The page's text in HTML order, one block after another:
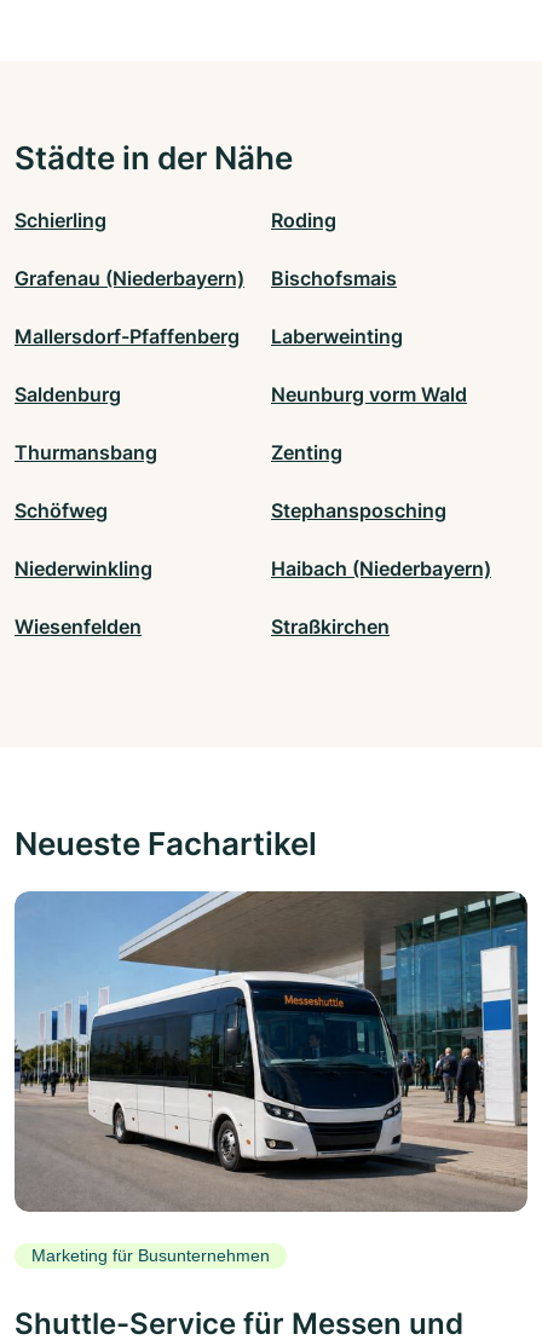
Städte in der Nähe
Schierling Roding
Grafenau (Niederbayern) Bischofsmais
Mallersdorf-Pfaffenberg Laberweinting
Saldenburg Neunburg vorm Wald
Thurmansbang Zenting
Schöfweg Stephansposching
Niederwinkling Haibach (Niederbayern)
Wiesenfelden Straßkirchen
Neueste Fachartikel
Marketing für Busunternehmen
Shuttle-Service für Messen und